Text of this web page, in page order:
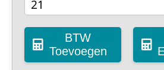
BTW
Toevoegen